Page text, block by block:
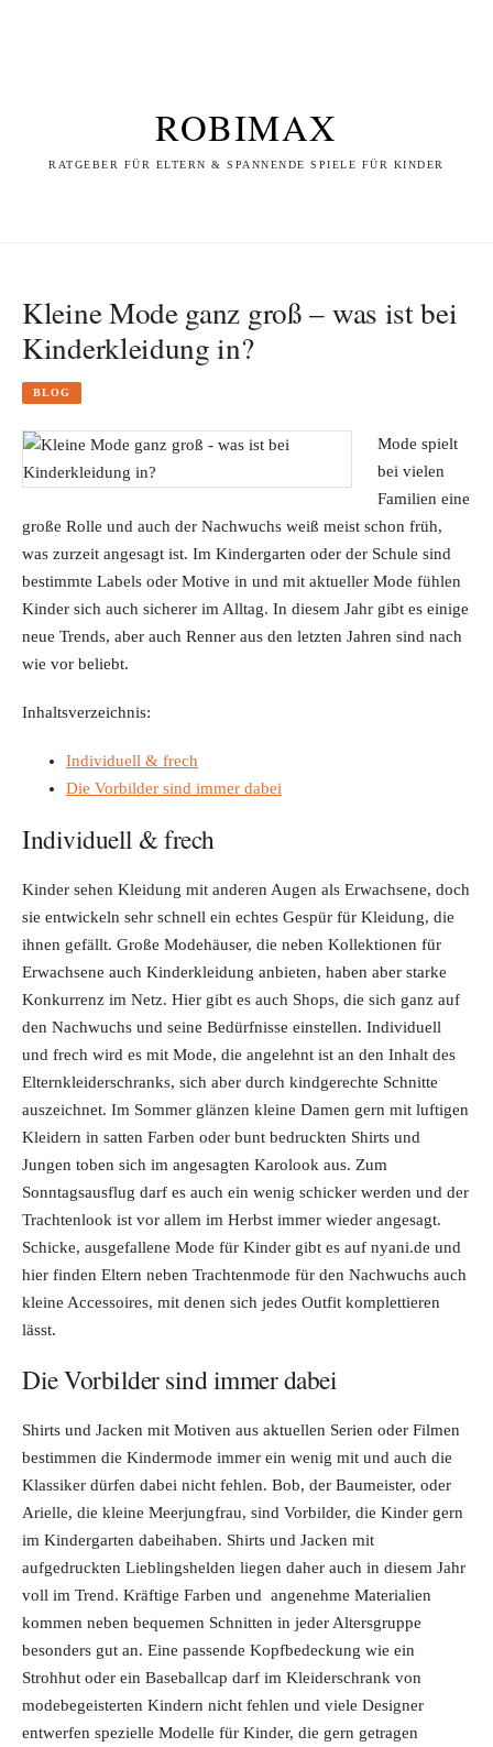
ROBIMAX
RATGEBER FÜR ELTERN & SPANNENDE SPIELE FÜR KINDER
Kleine Mode ganz groß – was ist bei
Kinderkleidung in?
BLOG
Mode spielt
bei vielen
Familien eine
große Rolle und auch der Nachwuchs weiß meist schon früh,
was zurzeit angesagt ist. Im Kindergarten oder der Schule sind
bestimmte Labels oder Motive in und mit aktueller Mode fühlen
Kinder sich auch sicherer im Alltag. In diesem Jahr gibt es einige
neue Trends, aber auch Renner aus den letzten Jahren sind nach
wie vor beliebt.
Inhaltsverzeichnis:
Individuell & frech
Die Vorbilder sind immer dabei
Individuell & frech
Kinder sehen Kleidung mit anderen Augen als Erwachsene, doch
sie entwickeln sehr schnell ein echtes Gespür für Kleidung, die
ihnen gefällt. Große Modehäuser, die neben Kollektionen für
Erwachsene auch Kinderkleidung anbieten, haben aber starke
Konkurrenz im Netz. Hier gibt es auch Shops, die sich ganz auf
den Nachwuchs und seine Bedürfnisse einstellen. Individuell
und frech wird es mit Mode, die angelehnt ist an den Inhalt des
Elternkleiderschranks, sich aber durch kindgerechte Schnitte
auszeichnet. Im Sommer glänzen kleine Damen gern mit luftigen
Kleidern in satten Farben oder bunt bedruckten Shirts und
Jungen toben sich im angesagten Karolook aus. Zum
Sonntagsausflug darf es auch ein wenig schicker werden und der
Trachtenlook ist vor allem im Herbst immer wieder angesagt.
Schicke, ausgefallene Mode für Kinder gibt es auf nyani.de und
hier finden Eltern neben Trachtenmode für den Nachwuchs auch
kleine Accessoires, mit denen sich jedes Outfit komplettieren
lässt.
Die Vorbilder sind immer dabei
Shirts und Jacken mit Motiven aus aktuellen Serien oder Filmen
bestimmen die Kindermode immer ein wenig mit und auch die
Klassiker dürfen dabei nicht fehlen. Bob, der Baumeister, oder
Arielle, die kleine Meerjungfrau, sind Vorbilder, die Kinder gern
im Kindergarten dabeihaben. Shirts und Jacken mit
aufgedruckten Lieblingshelden liegen daher auch in diesem Jahr
voll im Trend. Kräftige Farben und angenehme Materialien
kommen neben bequemen Schnitten in jeder Altersgruppe
besonders gut an. Eine passende Kopfbedeckung wie ein
Strohhut oder ein Baseballcap darf im Kleiderschrank von
modebegeisterten Kindern nicht fehlen und viele Designer
entwerfen spezielle Modelle für Kinder, die gern getragen